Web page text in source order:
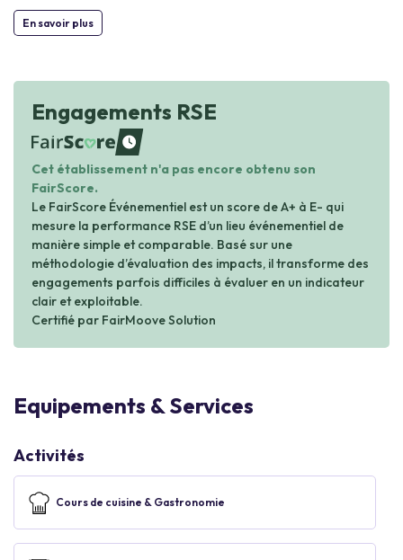
En savoir plus
Engagements RSE
waiting
Cet établissement n'a pas encore obtenu son
FairScore.
Le FairScore Événementiel est un score de A+ à E- qui
mesure la performance RSE d’un lieu événementiel de
manière simple et comparable. Basé sur une
méthodologie d’évaluation des impacts, il transforme des
engagements parfois difficiles à évaluer en un indicateur
clair et exploitable.
Certifié par FairMoove Solution
Equipements & Services
Activités
Cours de cuisine & Gastronomie